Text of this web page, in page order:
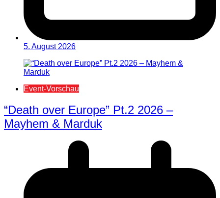
5. August 2026
Event-Vorschau
“Death over Europe” Pt.2 2026 –
Mayhem & Marduk